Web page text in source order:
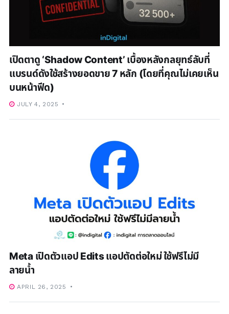
เปิดตาดู ‘Shadow Content’ เบื้องหลังกลยุทธ์ลับที่
แบรนด์ดังใช้สร้างยอดขาย 7 หลัก (โดยที่คุณไม่เคยเห็น
บนหน้าฟีด)
JULY 4, 2025
Meta เปิดตัวแอป Edits แอปตัดต่อใหม่ ใช้ฟรีไม่มี
ลายน้ำ
APRIL 26, 2025